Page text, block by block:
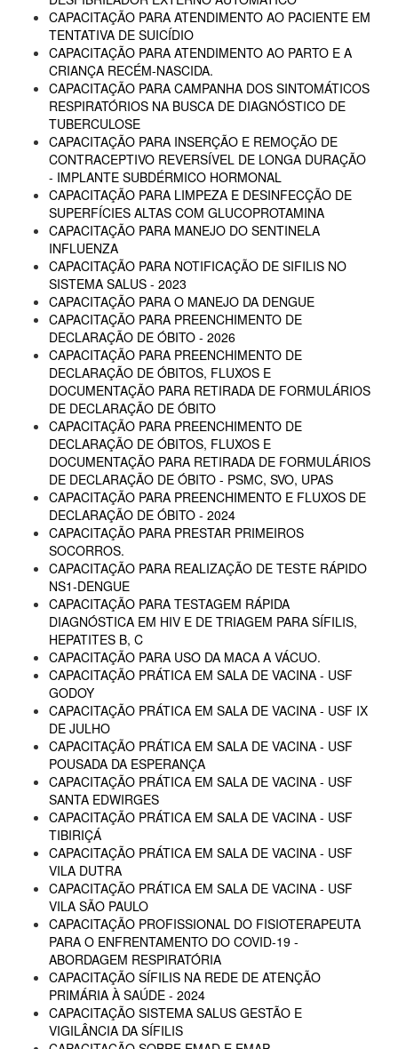
CAPACITAÇÃO PARA ATENDIMENTO AO PACIENTE EM
TENTATIVA DE SUICÍDIO
CAPACITAÇÃO PARA ATENDIMENTO AO PARTO E A
CRIANÇA RECÉM-NASCIDA.
CAPACITAÇÃO PARA CAMPANHA DOS SINTOMÁTICOS
RESPIRATÓRIOS NA BUSCA DE DIAGNÓSTICO DE
TUBERCULOSE
CAPACITAÇÃO PARA INSERÇÃO E REMOÇÃO DE
CONTRACEPTIVO REVERSÍVEL DE LONGA DURAÇÃO
- IMPLANTE SUBDÉRMICO HORMONAL
CAPACITAÇÃO PARA LIMPEZA E DESINFECÇÃO DE
SUPERFÍCIES ALTAS COM GLUCOPROTAMINA
CAPACITAÇÃO PARA MANEJO DO SENTINELA
INFLUENZA
CAPACITAÇÃO PARA NOTIFICAÇÃO DE SIFILIS NO
SISTEMA SALUS - 2023
CAPACITAÇÃO PARA O MANEJO DA DENGUE
CAPACITAÇÃO PARA PREENCHIMENTO DE
DECLARAÇÃO DE ÓBITO - 2026
CAPACITAÇÃO PARA PREENCHIMENTO DE
DECLARAÇÃO DE ÓBITOS, FLUXOS E
DOCUMENTAÇÃO PARA RETIRADA DE FORMULÁRIOS
DE DECLARAÇÃO DE ÓBITO
CAPACITAÇÃO PARA PREENCHIMENTO DE
DECLARAÇÃO DE ÓBITOS, FLUXOS E
DOCUMENTAÇÃO PARA RETIRADA DE FORMULÁRIOS
DE DECLARAÇÃO DE ÓBITO - PSMC, SVO, UPAS
CAPACITAÇÃO PARA PREENCHIMENTO E FLUXOS DE
DECLARAÇÃO DE ÓBITO - 2024
CAPACITAÇÃO PARA PRESTAR PRIMEIROS
SOCORROS.
CAPACITAÇÃO PARA REALIZAÇÃO DE TESTE RÁPIDO
NS1-DENGUE
CAPACITAÇÃO PARA TESTAGEM RÁPIDA
DIAGNÓSTICA EM HIV E DE TRIAGEM PARA SÍFILIS,
HEPATITES B, C
CAPACITAÇÃO PARA USO DA MACA A VÁCUO.
CAPACITAÇÃO PRÁTICA EM SALA DE VACINA - USF
GODOY
CAPACITAÇÃO PRÁTICA EM SALA DE VACINA - USF IX
DE JULHO
CAPACITAÇÃO PRÁTICA EM SALA DE VACINA - USF
POUSADA DA ESPERANÇA
CAPACITAÇÃO PRÁTICA EM SALA DE VACINA - USF
SANTA EDWIRGES
CAPACITAÇÃO PRÁTICA EM SALA DE VACINA - USF
TIBIRIÇÁ
CAPACITAÇÃO PRÁTICA EM SALA DE VACINA - USF
VILA DUTRA
CAPACITAÇÃO PRÁTICA EM SALA DE VACINA - USF
VILA SÃO PAULO
CAPACITAÇÃO PROFISSIONAL DO FISIOTERAPEUTA
PARA O ENFRENTAMENTO DO COVID-19 -
ABORDAGEM RESPIRATÓRIA
CAPACITAÇÃO SÍFILIS NA REDE DE ATENÇÃO
PRIMÁRIA À SAÚDE - 2024
CAPACITAÇÃO SISTEMA SALUS GESTÃO E
VIGILÂNCIA DA SÍFILIS